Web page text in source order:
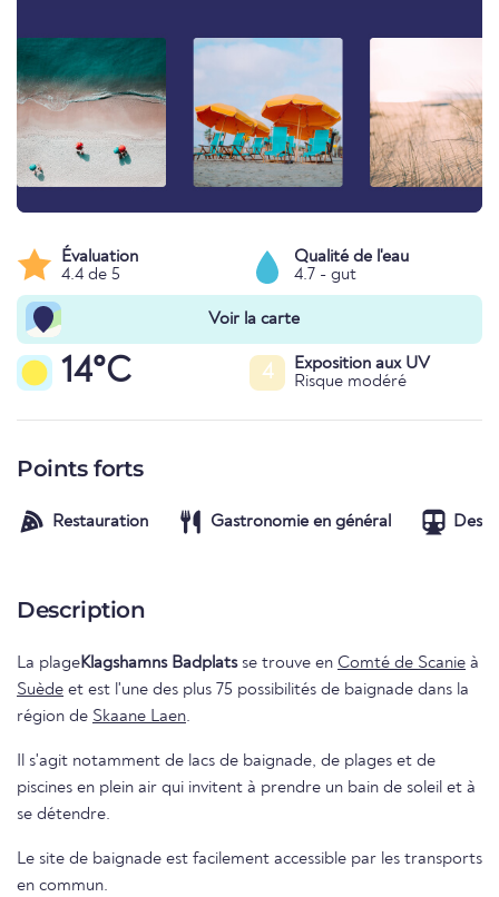
Évaluation
4.4 de 5
Qualité de l'eau
4.7 - gut
Voir la carte
14°C 4
Exposition aux UV
Risque modéré
Points forts
Restauration Gastronomie en général
Description
La plageKlagshamns Badplatsse trouve en Comté de Scanie à
Suède et est l'une des plus 75 possibilités de baignade dans la
région de Skaane Laen.
Il s'agit notamment de lacs de baignade, de plages et de
piscines en plein air qui invitent à prendre un bain de soleil et à
se détendre.
Le site de baignade est facilement accessible par les transports
en commun.